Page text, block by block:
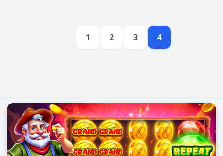
1 2 3 4